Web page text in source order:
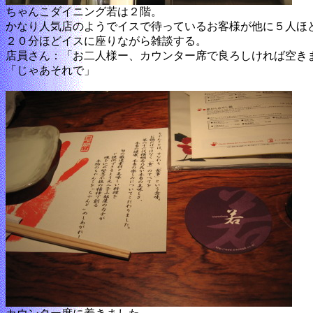
ちゃんこダイニング若は２階。
かなり人気店のようでイスで待っているお客様が他に５人ほ
２０分ほどイスに座りながら雑談する。
店員さん：「お二人様ー、カウンター席で良ろしければ空き
「じゃあそれで」